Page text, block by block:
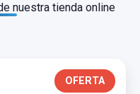
nuestra tienda online
OFERTA